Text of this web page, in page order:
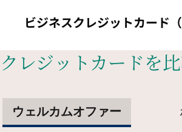
ビジネスクレジットカード（
クレジットカードを
ウェルカムオファー